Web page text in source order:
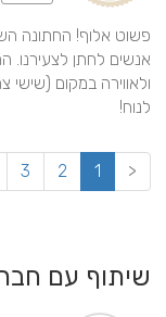
לנוח!
<
1
2
3
שיתוף עם